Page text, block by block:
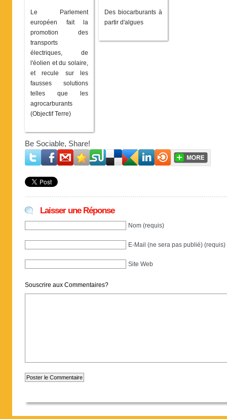
Le Parlement
européen fait la
promotion des
transports
électriques, de
l'éolien et du solaire,
et recule sur les
fausses solutions
telles que les
agrocarburants
(Objectif Terre)
Des biocarburants à
partir d'algues
Be Sociable, Share!
Laisser une Réponse
Nom (requis)
E-Mail (ne sera pas publié) (requis)
Site Web
Souscrire aux Commentaires?